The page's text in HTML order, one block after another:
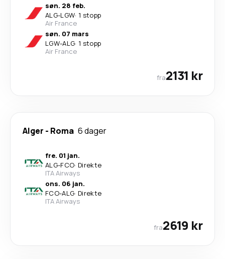
søn. 28 feb.
ALG-LGW· 1 stopp
Air France
søn. 07 mars
LGW-ALG· 1 stopp
Air France
fra2131 kr
Alger - Roma 6 dager
fre. 01 jan.
ALG-FCO· Direkte
ITA Airways
ons. 06 jan.
FCO-ALG· Direkte
ITA Airways
fra2619 kr